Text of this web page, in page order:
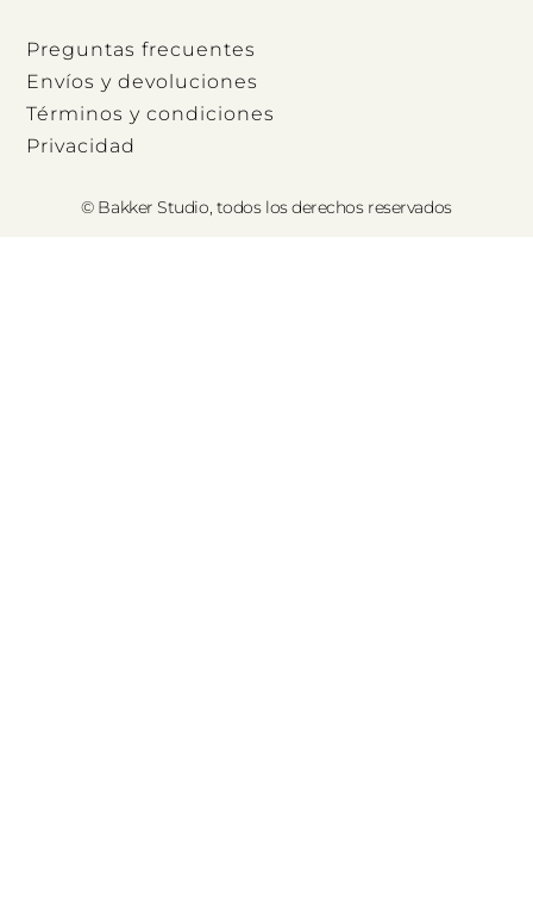
Preguntas frecuentes
Envíos y devoluciones
Términos y condiciones
Privacidad
© Bakker Studio, todos los derechos reservados